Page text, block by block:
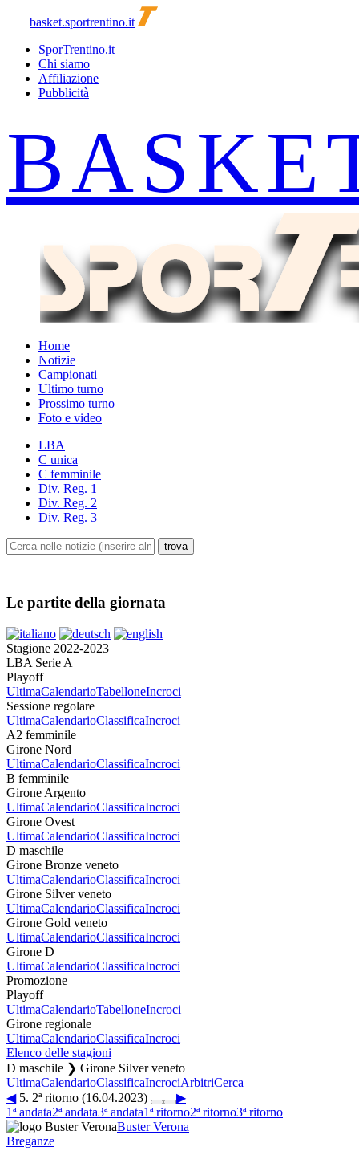
basket.sportrentino.it
SporTrentino.it
Chi siamo
Affiliazione
Pubblicità
Home
Notizie
Campionati
Ultimo turno
Prossimo turno
Foto e video
LBA
C unica
C femminile
Div. Reg. 1
Div. Reg. 2
Div. Reg. 3
Le partite della giornata
Stagione 2022-2023
LBA Serie A
Playoff
UltimaCalendarioTabelloneIncroci
Sessione regolare
UltimaCalendarioClassificaIncroci
A2 femminile
Girone Nord
UltimaCalendarioClassificaIncroci
B femminile
Girone Argento
UltimaCalendarioClassificaIncroci
Girone Ovest
UltimaCalendarioClassificaIncroci
D maschile
Girone Bronze veneto
UltimaCalendarioClassificaIncroci
Girone Silver veneto
UltimaCalendarioClassificaIncroci
Girone Gold veneto
UltimaCalendarioClassificaIncroci
Girone D
UltimaCalendarioClassificaIncroci
Promozione
Playoff
UltimaCalendarioTabelloneIncroci
Girone regionale
UltimaCalendarioClassificaIncroci
Elenco delle stagioni
D maschile ❯ Girone Silver veneto
UltimaCalendarioClassificaIncrociArbitriCerca
◀5. 2ª ritorno (16.04.2023)
▶
1ª andata2ª andata3ª andata1ª ritorno2ª ritorno3ª ritorno
Buster Verona
Breganze